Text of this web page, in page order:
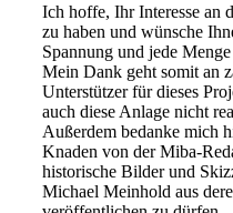
Ich hoffe, Ihr Interesse an
zu haben und wünsche
Spannung und jede
Mein Dank geht somit an
Unterstützer für dieses
auch diese Anlage nicht
Außerdem bedanke mich
Knaden von der Miba-
historische Bilder und
Michael Meinhold aus